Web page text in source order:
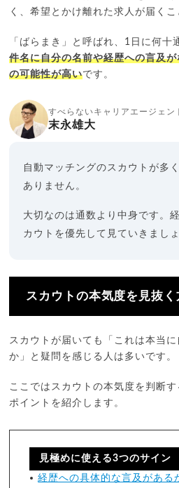
く、希望とかけ離れた求人が届くこ
「ばらまき」と呼ばれ、1日に何十
件名に自分の名前や経歴への言及
の可能性が高いです。
すべらないキャリアエージェン
末永雄大
自動マッチングのスカウトが多
ありません。
大切なのは通数より中身です。
カウトを優先して見ていきましょ
スカウトの本気度を見抜く
スカウトが届いても「これは本当
か」と疑問を感じる人は多いです。
ここではスカウトの本気度を判断
ポイントを紹介します。
見極めに使える3つのサイン
経歴への具体的な言及がある